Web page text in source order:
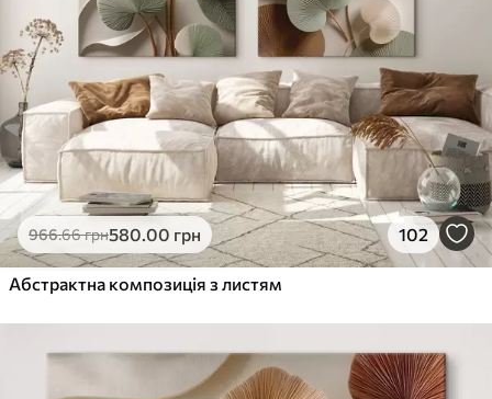
966.66грн580.00 грн 102
Абстрактна композиція з листям